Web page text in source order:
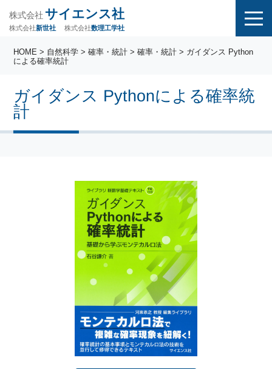
株式会社 サイエンス社
株式会社新世社 株式会社数理工学社
ガイダンス Pythonによる確率統
計
HOME > 自然科学 >確率・統計 >確率・統計 > ガイダンス Python
による確率統計